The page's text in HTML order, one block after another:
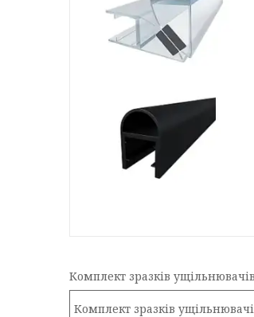
Комплект зразків
Комплект зразків